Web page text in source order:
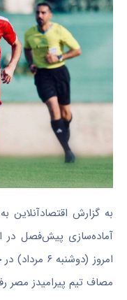
به گزارش اقتصادآنلاین
امروز
مصاف تیم پیرامیدز مصر رفت و با